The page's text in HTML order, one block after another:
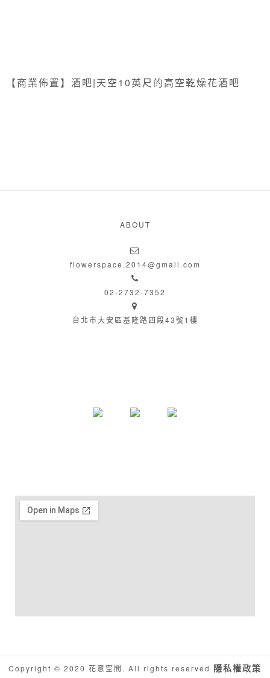
【商業佈置】酒吧|天空10英尺的高空乾燥花酒吧
ABOUT
flowerspace.2014@gmail.com
02-2732-7352
台北市大安區基隆路四段43號1樓
Copyright © 2020 花意空間. All rights reserved 隱私權政策